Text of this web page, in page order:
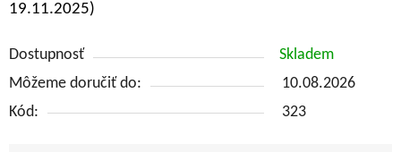
19.11.2025)
Dostupnosť
Skladem
Môžeme doručiť do:
10.08.2026
Kód:
323